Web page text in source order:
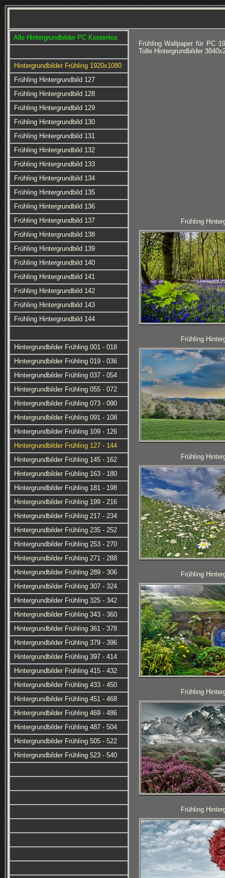
Alle Hintergrundbilder PC Kostenlos
Hintergrundbilder Frühling 1920x1080
Frühling Hintergrundbild 127
Frühling Hintergrundbild 128
Frühling Hintergrundbild 129
Frühling Hintergrundbild 130
Frühling Hintergrundbild 131
Frühling Hintergrundbild 132
Frühling Hintergrundbild 133
Frühling Hintergrundbild 134
Frühling Hintergrundbild 135
Frühling Hintergrundbild 136
Frühling Hintergrundbild 137
Frühling Hintergrundbild 138
Frühling Hintergrundbild 139
Frühling Hintergrundbild 140
Frühling Hintergrundbild 141
Frühling Hintergrundbild 142
Frühling Hintergrundbild 143
Frühling Hintergrundbild 144
Hintergrundbilder Frühling 001 - 018
Hintergrundbilder Frühling 019 - 036
Hintergrundbilder Frühling 037 - 054
Hintergrundbilder Frühling 055 - 072
Hintergrundbilder Frühling 073 - 090
Hintergrundbilder Frühling 091 - 108
Hintergrundbilder Frühling 109 - 126
Hintergrundbilder Frühling 127 - 144
Hintergrundbilder Frühling 145 - 162
Hintergrundbilder Frühling 163 - 180
Hintergrundbilder Frühling 181 - 198
Hintergrundbilder Frühling 199 - 216
Hintergrundbilder Frühling 217 - 234
Hintergrundbilder Frühling 235 - 252
Hintergrundbilder Frühling 253 - 270
Hintergrundbilder Frühling 271 - 288
Hintergrundbilder Frühling 289 - 306
Hintergrundbilder Frühling 307 - 324
Hintergrundbilder Frühling 325 - 342
Hintergrundbilder Frühling 343 - 360
Hintergrundbilder Frühling 361 - 378
Hintergrundbilder Frühling 379 - 396
Hintergrundbilder Frühling 397 - 414
Hintergrundbilder Frühling 415 - 432
Hintergrundbilder Frühling 433 - 450
Hintergrundbilder Frühling 451 - 468
Hintergrundbilder Frühling 469 - 486
Hintergrundbilder Frühling 487 - 504
Hintergrundbilder Frühling 505 - 522
Hintergrundbilder Frühling 523 - 540
Frühling Wallpaper für PC
Tolle Hintergrundbilder
Frühling
Frühling
Frühling
Frühling
Frühling
Frühling